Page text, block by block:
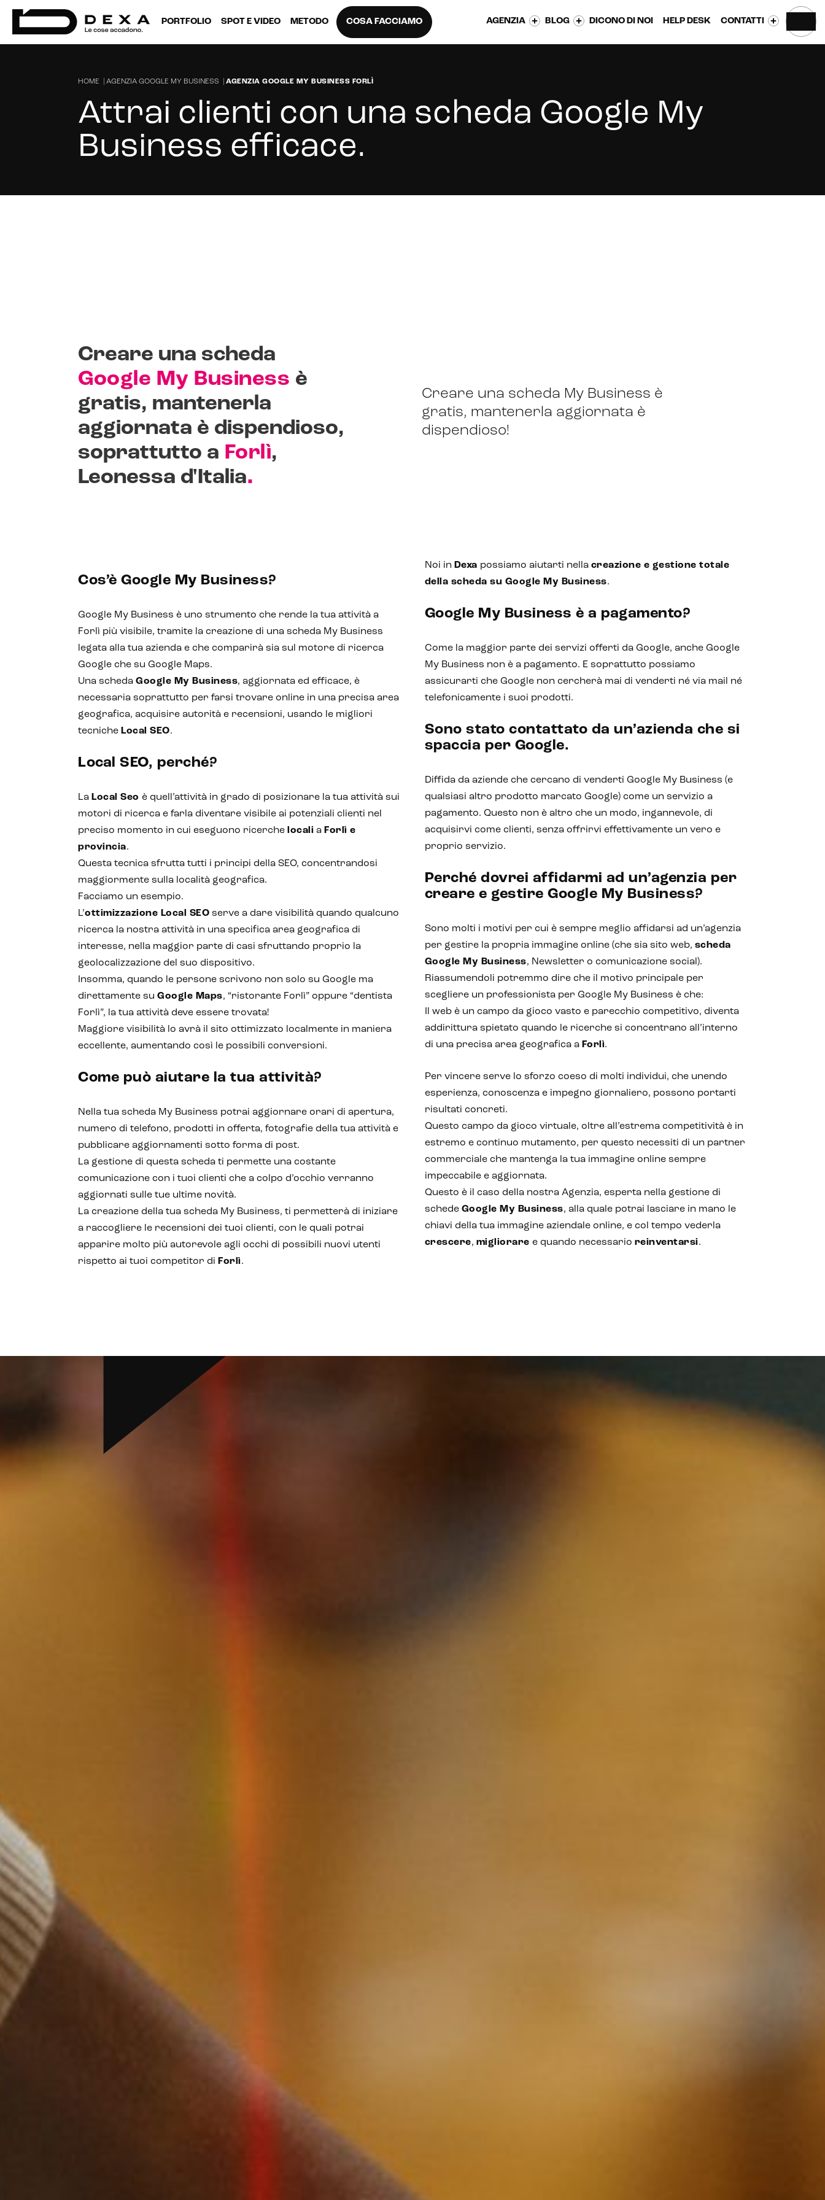
PORTFOLIO SPOT E VIDEO METODO COSA FACCIAMO AGENZIA BLOG DICONO DI NOI HELP DESK CONTATTI
HOME AGENZIA GOOGLE MY BUSINESS AGENZIA GOOGLE MY BUSINESS FORLÌ
Attrai clienti con una scheda Google My
Business efficace.
Creare una scheda
Google My Business è
gratis, mantenerla
aggiornata è dispendioso,
soprattutto a Forlì,
Leonessa d'Italia.
Creare una scheda My Business è
gratis, mantenerla aggiornata è
dispendioso!
Cos’è Google My Business?
Google My Business è uno strumento che rende la tua attività a
Forlì più visibile, tramite la creazione di una scheda My Business
legata alla tua azienda e che comparirà sia sul motore di ricerca
Google che su Google Maps.
Una scheda Google My Business, aggiornata ed efficace, è
necessaria soprattutto per farsi trovare online in una precisa area
geografica, acquisire autorità e recensioni, usando le migliori
tecniche Local SEO.
Local SEO, perché?
La Local Seo è quell’attività in grado di posizionare la tua attività sui
motori di ricerca e farla diventare visibile ai potenziali clienti nel
preciso momento in cui eseguono ricerche locali a Forlì e
provincia.
Questa tecnica sfrutta tutti i principi della SEO, concentrandosi
maggiormente sulla località geografica.
Facciamo un esempio.
L’ottimizzazione Local SEO serve a dare visibilità quando qualcuno
ricerca la nostra attività in una specifica area geografica di
interesse, nella maggior parte di casi sfruttando proprio la
geolocalizzazione del suo dispositivo.
Insomma, quando le persone scrivono non solo su Google ma
direttamente su Google Maps, “ristorante Forlì” oppure “dentista
Forlì”, la tua attività deve essere trovata!
Maggiore visibilità lo avrà il sito ottimizzato localmente in maniera
eccellente, aumentando così le possibili conversioni.
Come può aiutare la tua attività?
Nella tua scheda My Business potrai aggiornare orari di apertura,
numero di telefono, prodotti in offerta, fotografie della tua attività e
pubblicare aggiornamenti sotto forma di post.
La gestione di questa scheda ti permette una costante
comunicazione con i tuoi clienti che a colpo d’occhio verranno
aggiornati sulle tue ultime novità.
La creazione della tua scheda My Business, ti permetterà di iniziare
a raccogliere le recensioni dei tuoi clienti, con le quali potrai
apparire molto più autorevole agli occhi di possibili nuovi utenti
rispetto ai tuoi competitor di Forlì.
Noi in Dexa possiamo aiutarti nella creazione e gestione totale
della scheda su Google My Business.
Google My Business è a pagamento?
Come la maggior parte dei servizi offerti da Google, anche Google
My Business non è a pagamento. E soprattutto possiamo
assicurarti che Google non cercherà mai di venderti né via mail né
telefonicamente i suoi prodotti.
Sono stato contattato da un’azienda che si
spaccia per Google.
Diffida da aziende che cercano di venderti Google My Business (e
qualsiasi altro prodotto marcato Google) come un servizio a
pagamento. Questo non è altro che un modo, ingannevole, di
acquisirvi come clienti, senza offrirvi effettivamente un vero e
proprio servizio.
Perché dovrei affidarmi ad un’agenzia per
creare e gestire Google My Business?
Sono molti i motivi per cui è sempre meglio affidarsi ad un’agenzia
per gestire la propria immagine online (che sia sito web, scheda
Google My Business, Newsletter o comunicazione social).
Riassumendoli potremmo dire che il motivo principale per
scegliere un professionista per Google My Business è che:
Il web è un campo da gioco vasto e parecchio competitivo, diventa
addirittura spietato quando le ricerche si concentrano all’interno
di una precisa area geografica a Forlì.
Per vincere serve lo sforzo coeso di molti individui, che unendo
esperienza, conoscenza e impegno giornaliero, possono portarti
risultati concreti.
Questo campo da gioco virtuale, oltre all’estrema competitività è in
estremo e continuo mutamento, per questo necessiti di un partner
commerciale che mantenga la tua immagine online sempre
impeccabile e aggiornata.
Questo è il caso della nostra Agenzia, esperta nella gestione di
schede Google My Business, alla quale potrai lasciare in mano le
chiavi della tua immagine aziendale online, e col tempo vederla
crescere, migliorare e quando necessario reinventarsi.